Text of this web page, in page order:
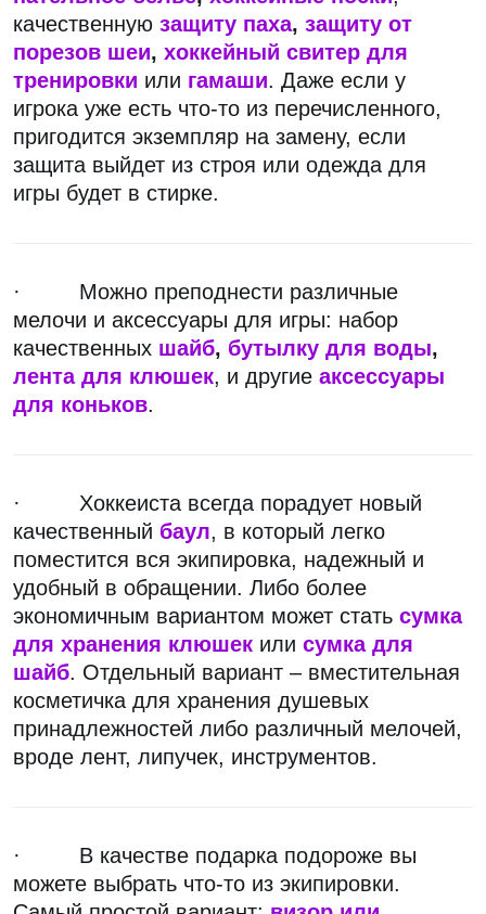
качественную защиту паха, защиту от
порезов шеи, хоккейный свитер для
тренировки или гамаши. Даже если у
игрока уже есть что-то из перечисленного,
пригодится экземпляр на замену, если
защита выйдет из строя или одежда для
игры будет в стирке.
· Можно преподнести различные
мелочи и аксессуары для игры: набор
качественных шайб, бутылку для воды,
лента для клюшек, и другие аксессуары
для коньков.
· Хоккеиста всегда порадует новый
качественный баул, в который легко
поместится вся экипировка, надежный и
удобный в обращении. Либо более
экономичным вариантом может стать сумка
для хранения клюшек или сумка для
шайб. Отдельный вариант – вместительная
косметичка для хранения душевых
принадлежностей либо различный мелочей,
вроде лент, липучек, инструментов.
· В качестве подарка подороже вы
можете выбрать что-то из экипировки.